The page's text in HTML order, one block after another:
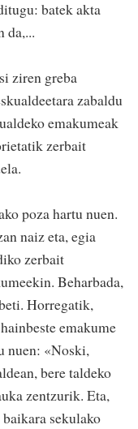
batek akta
da,...
ziren greba
zabaldu
emakumeak
zerbait
poza hartu nuen.
naiz eta, egia
zerbait
Beharbada,
Horregatik,
emakume
nuen: «Noski,
bere taldeko
zentzurik. Eta,
sekulako